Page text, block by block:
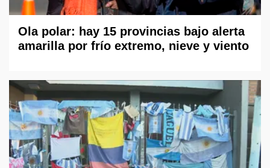
Ola polar: hay 15 provincias bajo alerta
amarilla por frío extremo, nieve y viento